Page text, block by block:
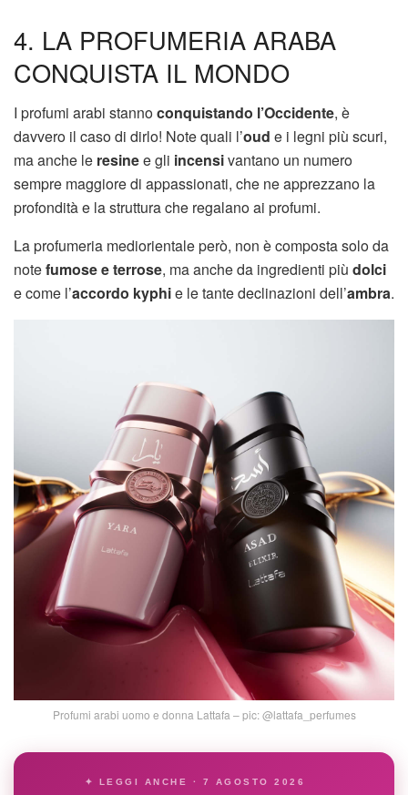
4. LA PROFUMERIA ARABA
CONQUISTA IL MONDO
I profumi arabi stannoconquistando l’Occidente, è
davvero il caso di dirlo! Note quali l’oud e i legni più scuri,
ma anche le resinee gli incensivantano un numero
sempre maggiore di appassionati, che ne apprezzano la
profondità e la struttura che regalano ai profumi.
La profumeria mediorientale però, non è composta solo da
notefumose e terrose, ma anche da ingredienti più dolci
e come l’accordo kyphie le tante declinazioni dell’ambra.
Profumi arabi uomo e donna Lattafa – pic: @lattafa_perfumes
✦ LEGGI ANCHE · 7 AGOSTO 2026